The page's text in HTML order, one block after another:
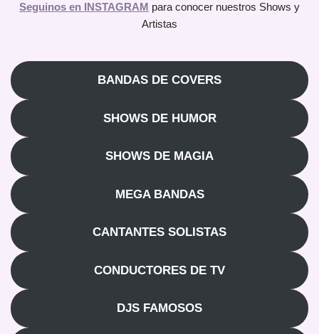
Seguinos en INSTAGRAM para conocer nuestros Shows y
Artistas
BANDAS DE COVERS
SHOWS DE HUMOR
SHOWS DE MAGIA
MEGA BANDAS
CANTANTES SOLISTAS
CONDUCTORES DE TV
DJS FAMOSOS